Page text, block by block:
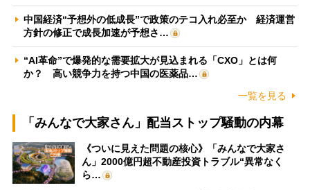
中国経済“予想外の低成長”で政策のテコ入れ必至か 経済運営
方針の修正で成長加速が予想さ…
“AI革命”で爆発的な需要拡大が見込まれる「CXO」とは何
か？ 高い競争力を持つ中国の医薬品…
一覧を見る
「みんなで大家さん」配当ストップ騒動の内幕
《ついに見えた問題の核心》「みんなで大家さ
ん」2000億円超不動産投資トラブル“異常なく
ら…